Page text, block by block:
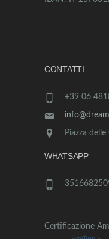
CONTATTI
+39 06
Piazza
WHATSAPP
Certificazione